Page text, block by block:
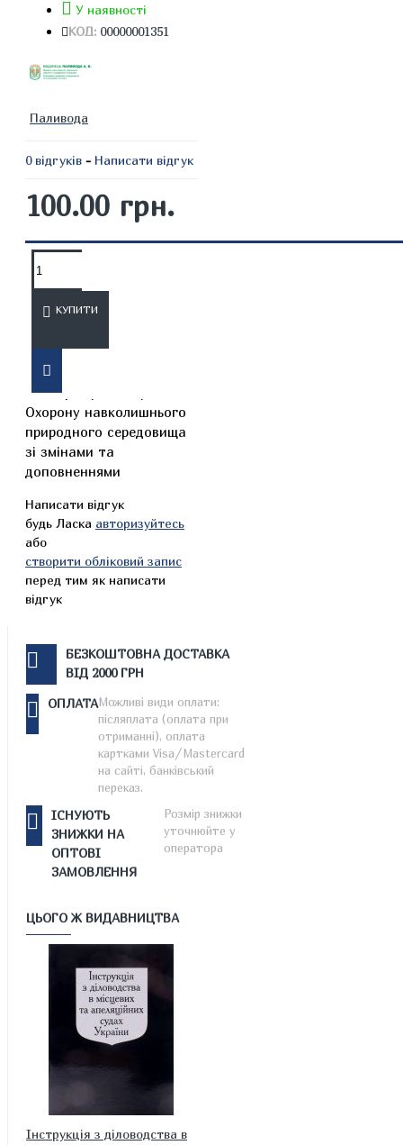
У наявності
КОД: 00000001351
Паливода
0 відгуків - Написати відгук
100.00 грн.
КУПИТИ
ОПИС
Видання містить текст
Закону України Про
Охорону навколишнього
природного середовища
зі змінами та
доповненнями
Написати відгук
будь Ласка авторизуйтесь
або
створити обліковий запис
перед тим як написати
відгук
БЕЗКОШТОВНА ДОСТАВКА
ВІД 2000 ГРН
ОПЛАТАМожливі види оплати:
післяплата (оплата при
отриманні), оплата
картками Visa/Mastercard
на сайті, банківський
переказ.
ІСНУЮТЬ
ЗНИЖКИ НА
ОПТОВІ
ЗАМОВЛЕННЯ
Розмір знижки
уточнюйте у
оператора
ЦЬОГО Ж ВИДАВНИЦТВА
Інструкція з діловодства в